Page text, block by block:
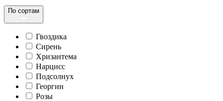
По сортам
Гвоздика
Сирень
Хризантема
Нарцисс
Подсолнух
Георгин
Розы